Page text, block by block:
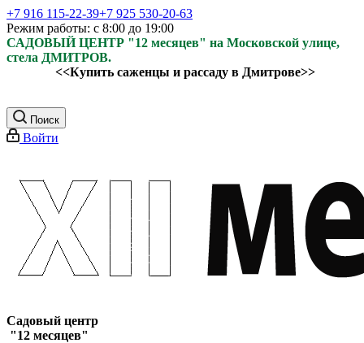
+7 916 115-22-39+7 925 530-20-63
Режим работы: с 8:00 до 19:00
САДОВЫЙ ЦЕНТР "12 месяцев" на Московской улице,
стела ДМИТРОВ.
<<Купить саженцы и рассаду в Дмитрове>>
Поиск
Войти
Садовый центр
"12 месяцев"